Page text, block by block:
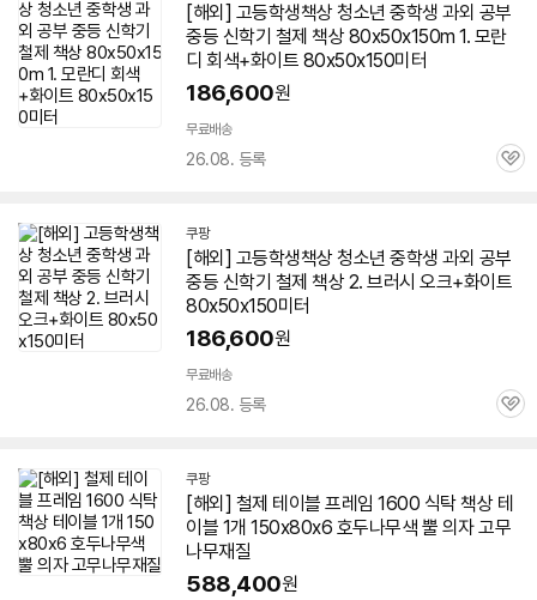
[해외] 고등학생책상 청소년 중학생 과외 공부
중등 신학기 철제 책상 80x50x150m 1. 모란
디 회색+화이트 80x50x150미터
186,600원
무료배송
26.08. 등록
관
쿠팡
[해외] 고등학생책상 청소년 중학생 과외 공부
중등 신학기 철제 책상 2. 브러시 오크+화이트
80x50x150미터
186,600원
무료배송
26.08. 등록
관
쿠팡
[해외] 철제 테이블 프레임 1600 식탁책상 테
이블 1개 150x80x6 호두나무색 뿔 의자 고무
나무재질
588,400원